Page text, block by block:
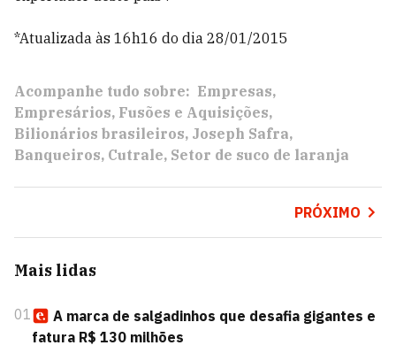
*Atualizada às 16h16 do dia 28/01/2015
Acompanhe tudo sobre: Empresas
Empresários Fusões e Aquisições
Bilionários brasileiros Joseph Safra
Banqueiros Cutrale Setor de suco de laranja
PRÓXIMO
Mais lidas
01
A marca de salgadinhos que desafia gigantes e
fatura R$ 130 milhões